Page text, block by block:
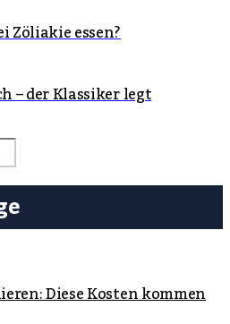
Zöliakie essen?
– der Klassiker legt
Diese Kosten kommen